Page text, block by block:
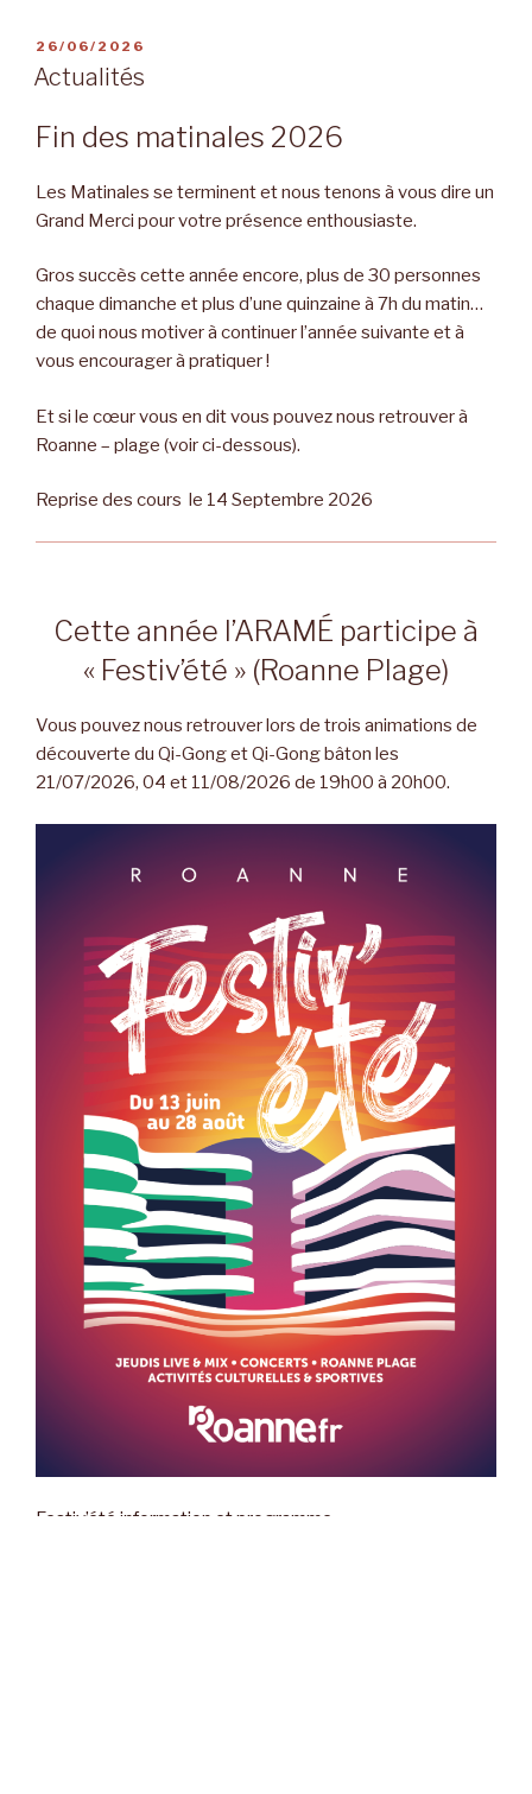
PUBLIÉ
LE
26/06/2026
Actualités
Fin des matinales 2026
Les Matinales se terminent et nous tenons à vous dire un
Grand Merci pour votre présence enthousiaste.
Gros succès cette année encore, plus de 30 personnes
chaque dimanche et plus d’une quinzaine à 7h du matin…
de quoi nous motiver à continuer l’année suivante et à
vous encourager à pratiquer !
Et si le cœur vous en dit vous pouvez nous retrouver à
Roanne – plage (voir ci-dessous).
Reprise des cours le 14 Septembre 2026
Cette année l’ARAMÉ participe à
« Festiv’été » (Roanne Plage)
Vous pouvez nous retrouver lors de trois animations de
découverte du Qi-Gong et Qi-Gong bâton les
21/07/2026, 04 et 11/08/2026 de 19h00 à 20h00.
Festiv’été information et programme